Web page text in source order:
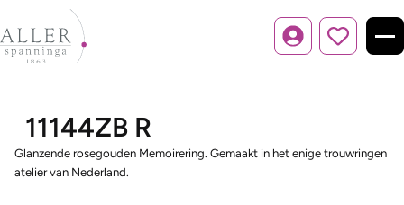
Inloggen
11144ZB R
Glanzende rosegouden Memoirering. Gemaakt in het enige trouwringen
atelier van Nederland.